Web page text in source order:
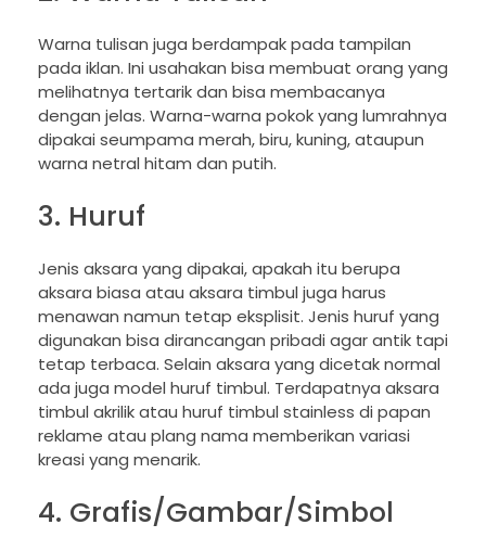
Warna tulisan juga berdampak pada tampilan
pada iklan. Ini usahakan bisa membuat orang yang
melihatnya tertarik dan bisa membacanya
dengan jelas. Warna-warna pokok yang lumrahnya
dipakai seumpama merah, biru, kuning, ataupun
warna netral hitam dan putih.
3. Huruf
Jenis aksara yang dipakai, apakah itu berupa
aksara biasa atau aksara timbul juga harus
menawan namun tetap eksplisit. Jenis huruf yang
digunakan bisa dirancangan pribadi agar antik tapi
tetap terbaca. Selain aksara yang dicetak normal
ada juga model huruf timbul. Terdapatnya aksara
timbul akrilik atau huruf timbul stainless di papan
reklame atau plang nama memberikan variasi
kreasi yang menarik.
4. Grafis/Gambar/Simbol